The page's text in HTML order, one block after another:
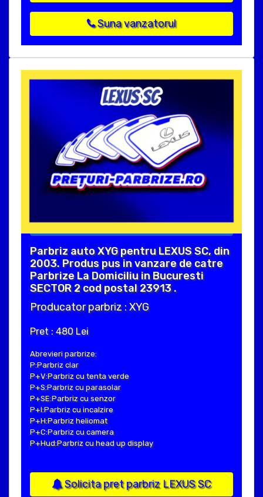
Suna vanzatorul
Parbriz auto XYG pentru LEXUS SC, din
2003. Produs pus in vanzare de catre
Parbrize La Domiciliu in Bucuresti
SECTOR 2 cod postal 23913 .
Producator parbriz : XYG
Pret : 480 Lei
Abrevieri parbrize:
P:Parbriz clar
P+V:Parbriz cu tenta verde
P+S:Parbriz cu parasolar
P+SE:Parbriz cu senzor
P+I:Parbriz cu incalzire
P+H:Parbriz heliomat
P+C:Parbriz cu camera
P+Hud:Parbriz cu head up display
Solicita pret parbriz LEXUS SC